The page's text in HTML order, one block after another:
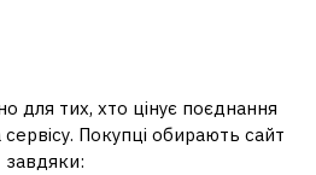
для тих, хто цінує поєднання
сервісу. Покупці обирають сайт
завдяки: